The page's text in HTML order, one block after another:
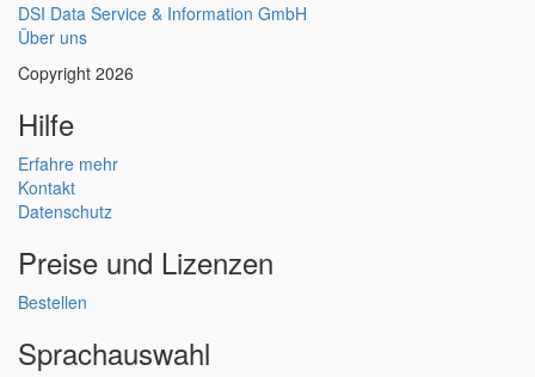
DSI Data Service & Information GmbH
Über uns
Copyright 2026
Hilfe
Erfahre mehr
Kontakt
Datenschutz
Preise und Lizenzen
Bestellen
Sprachauswahl